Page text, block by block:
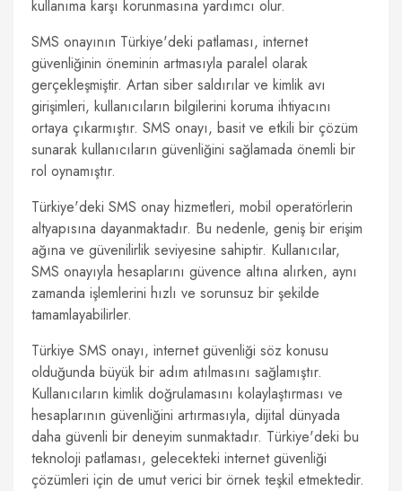
kullanıma karşı korunmasına yardımcı olur.
SMS onayının Türkiye'deki patlaması, internet
güvenliğinin öneminin artmasıyla paralel olarak
gerçekleşmiştir. Artan siber saldırılar ve kimlik avı
girişimleri, kullanıcıların bilgilerini koruma ihtiyacını
ortaya çıkarmıştır. SMS onayı, basit ve etkili bir çözüm
sunarak kullanıcıların güvenliğini sağlamada önemli bir
rol oynamıştır.
Türkiye'deki SMS onay hizmetleri, mobil operatörlerin
altyapısına dayanmaktadır. Bu nedenle, geniş bir erişim
ağına ve güvenilirlik seviyesine sahiptir. Kullanıcılar,
SMS onayıyla hesaplarını güvence altına alırken, aynı
zamanda işlemlerini hızlı ve sorunsuz bir şekilde
tamamlayabilirler.
Türkiye SMS onayı, internet güvenliği söz konusu
olduğunda büyük bir adım atılmasını sağlamıştır.
Kullanıcıların kimlik doğrulamasını kolaylaştırması ve
hesaplarının güvenliğini artırmasıyla, dijital dünyada
daha güvenli bir deneyim sunmaktadır. Türkiye'deki bu
teknoloji patlaması, gelecekteki internet güvenliği
çözümleri için de umut verici bir örnek teşkil etmektedir.